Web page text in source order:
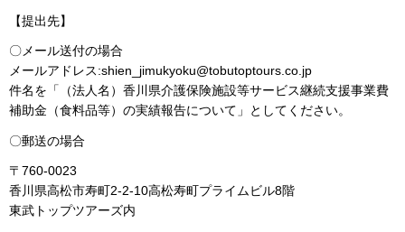
【提出先】
〇メール送付の場合
メールアドレス:shien_jimukyoku@tobutoptours.co.jp
件名を「（法人名）香川県介護保険施設等サービス継続支援事業費
補助金（食料品等）の実績報告について」としてください。
〇郵送の場合
〒760-0023
香川県高松市寿町2-2-10高松寿町プライムビル8階
東武トップツアーズ内